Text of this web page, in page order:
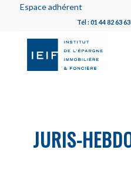
Espace adhérent
Tél : 01 44 82 63
JURIS-